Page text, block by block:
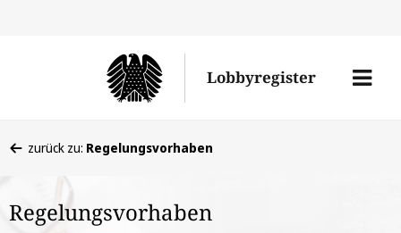
Lobbyregister
Menü
befinden
hier:
zurück zu: Regelungsvorhaben
Regelungsvorhaben